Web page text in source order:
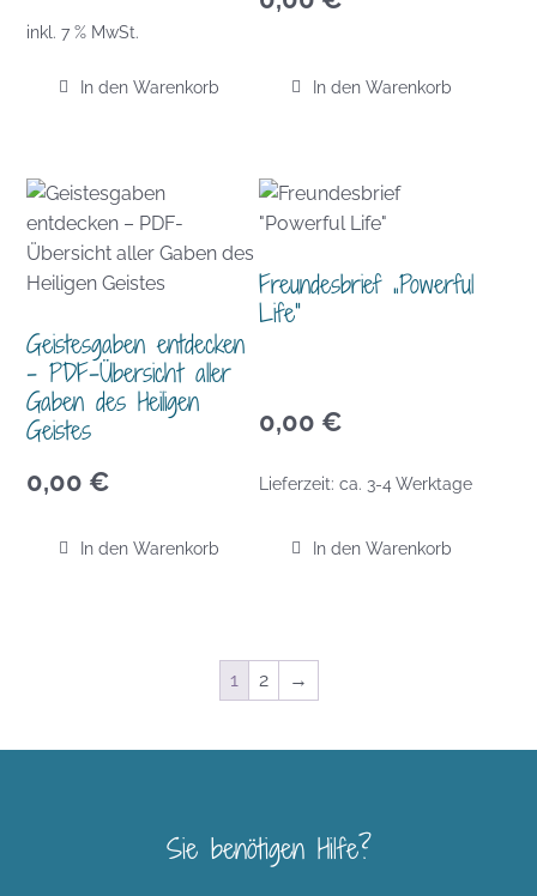
inkl. 7 % MwSt.
In den Warenkorb In den Warenkorb
Geistesgaben entdecken
– PDF-Übersicht aller
Gaben des Heiligen
Geistes
0,00 €
In den Warenkorb
Freundesbrief „Powerful
Life“
0,00 €
Lieferzeit: ca. 3-4 Werktage
In den Warenkorb
1 2 →
Sie benötigen Hilfe?